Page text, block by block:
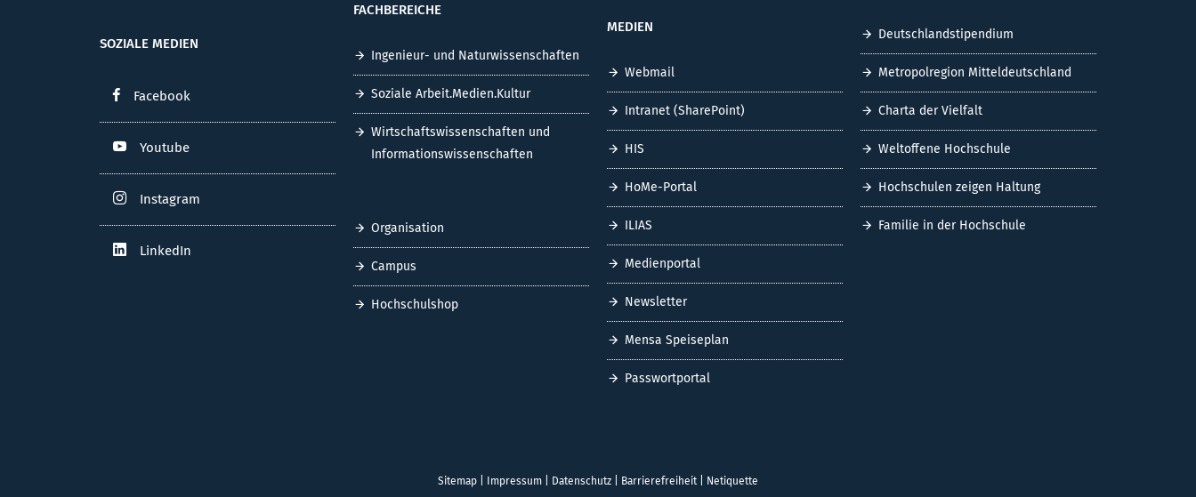
SOZIALE MEDIEN
Facebook
Youtube
Instagram
LinkedIn
FACHBEREICHE
Ingenieur- und Naturwissenschaften
Soziale Arbeit.Medien.Kultur
Wirtschaftswissenschaften und
Informationswissenschaften
Organisation
Campus
Hochschulshop
MEDIEN
Webmail
Intranet (SharePoint)
HIS
HoMe-Portal
ILIAS
Medienportal
Newsletter
Mensa Speiseplan
Passwortportal
Deutschlandstipendium
Metropolregion Mitteldeutschland
Charta der Vielfalt
Weltoffene Hochschule
Hochschulen zeigen Haltung
Familie in der Hochschule
Sitemap Impressum Datenschutz Barrierefreiheit| Netiquette